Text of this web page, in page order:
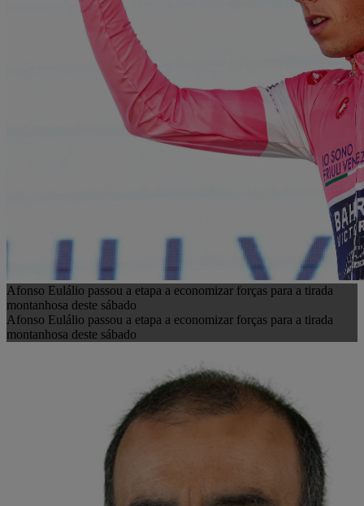
Afonso Eulálio passou a etapa a economizar forças para a tirada
montanhosa deste sábado
Afonso Eulálio passou a etapa a economizar forças para a tirada
montanhosa deste sábado